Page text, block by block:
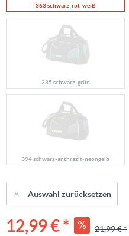
363 schwarz-rot-weiß
385 schwarz-grün
394 schwarz-anthrazit-neongelb
Auswahl zurücksetzen
12,99 € * 21,99 € *